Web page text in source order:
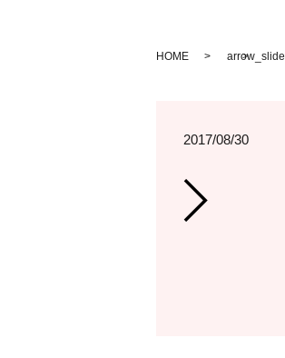
HOME arrow_slide
2017/08/30